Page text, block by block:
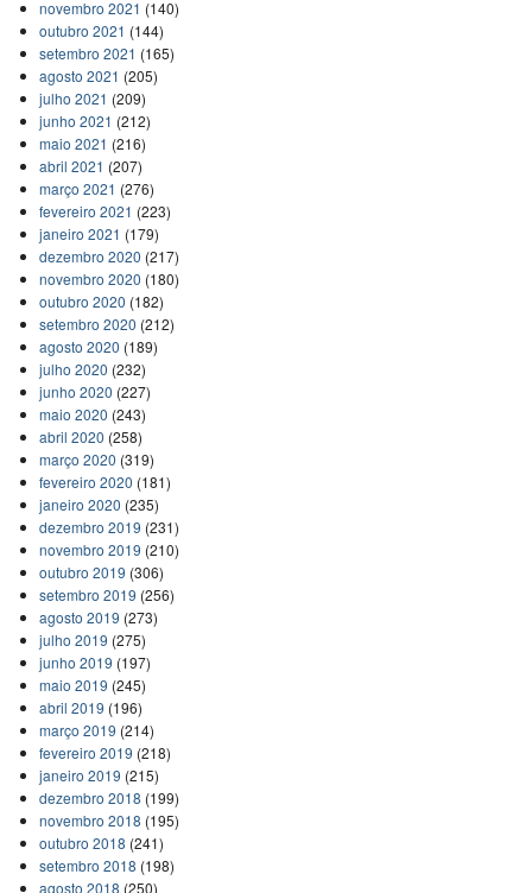
novembro 2021 (140)
outubro 2021 (144)
setembro 2021 (165)
agosto 2021 (205)
julho 2021 (209)
junho 2021 (212)
maio 2021 (216)
abril 2021 (207)
março 2021 (276)
fevereiro 2021 (223)
janeiro 2021 (179)
dezembro 2020 (217)
novembro 2020 (180)
outubro 2020 (182)
setembro 2020 (212)
agosto 2020 (189)
julho 2020 (232)
junho 2020 (227)
maio 2020 (243)
abril 2020 (258)
março 2020 (319)
fevereiro 2020 (181)
janeiro 2020 (235)
dezembro 2019 (231)
novembro 2019 (210)
outubro 2019 (306)
setembro 2019 (256)
agosto 2019 (273)
julho 2019 (275)
junho 2019 (197)
maio 2019 (245)
abril 2019 (196)
março 2019 (214)
fevereiro 2019 (218)
janeiro 2019 (215)
dezembro 2018 (199)
novembro 2018 (195)
outubro 2018 (241)
setembro 2018 (198)
agosto 2018 (250)